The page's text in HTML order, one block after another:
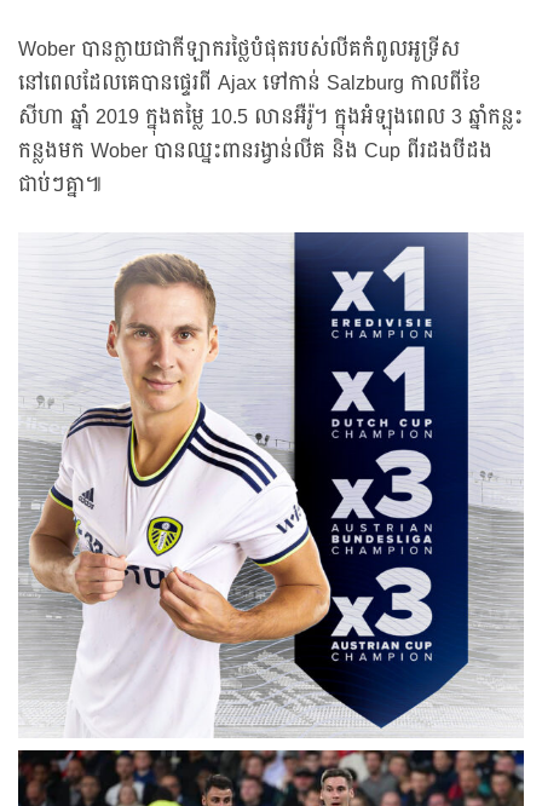
Wober បានក្លាយជាកីឡាករថ្លៃបំផុតរបស់លីគកំពូលអូទ្រីស
នៅពេលដែលគេបានផ្ទេរពី Ajax ទៅកាន់ Salzburg កាលពីខែ
សីហា ឆ្នាំ 2019 ក្នុងតម្លៃ 10.5 លានអឺរ៉ូ។ ក្នុងអំឡុងពេល 3 ឆ្នាំកន្លះ
កន្លងមក Wober បានឈ្នះពានរង្វាន់លីគ និង Cup ពីរដងបីដង
ជាប់ៗគ្នា៕